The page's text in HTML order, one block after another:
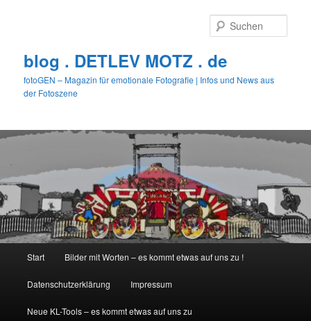
blog . DETLEV MOTZ . de
fotoGEN – Magazin für emotionale Fotografie | Infos und News aus
der Fotoszene
Start Bilder mit Worten – es kommt etwas auf uns zu !
Datenschutzerklärung Impressum
Neue KL-Tools – es kommt etwas auf uns zu